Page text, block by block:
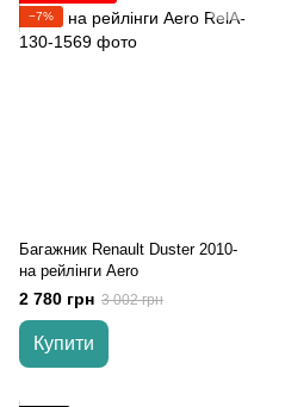
−7%
Багажник Renault Duster 2010-
на рейлінги Aero
2 780 грн 3 002 грн
Купити